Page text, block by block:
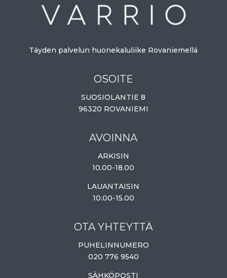
Täyden palvelun huonekaluliike Rovaniemellä
OSOITE
SUOSIOLANTIE 8
96320 ROVANIEMI
AVOINNA
ARKISIN
10.00-18.00
LAUANTAISIN
10.00-15.00
OTA YHTEYTTÄ
PUHELINNUMERO
020 776 9540
SÄHKÖPOSTI